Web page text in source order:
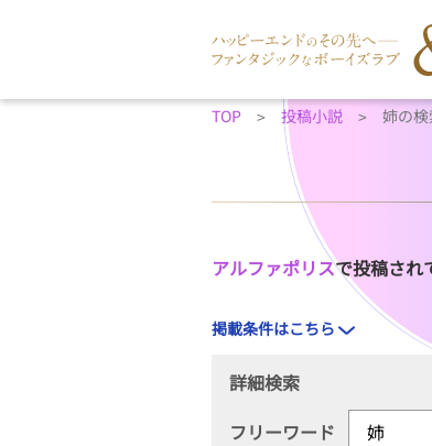
TOP 投稿小説 姉の
アルファポリスで投稿され
掲載条件はこちら
詳細検索
フリーワード